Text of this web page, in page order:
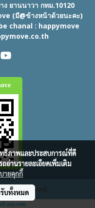
ง ยานนาวา กทม.10120
(มี@ข้างหน้าด้วยนะคะ)
chanal : happymove
reserved.
ทธิภาพและประสบการณ์ที่ดี
อ่านรายละเอียดเพิ่มเติม
ายคุกกี้
บทั้งหมด